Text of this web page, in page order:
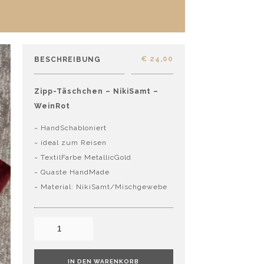
BESCHREIBUNG € 24,00
Zipp-Täschchen – NikiSamt –
WeinRot
~ HandSchabloniert
~ ideal zum Reisen
~ TextilFarbe MetallicGold
~ Quaste HandMade
~ Material: NikiSamt/Mischgewebe
IN DEN WARENKORB